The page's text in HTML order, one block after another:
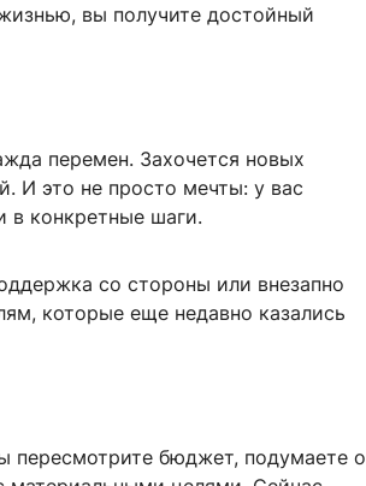
вы получите достойный
перемен. Захочется новых
И это не просто мечты: у вас
в конкретные шаги.
со стороны или внезапно
которые еще недавно казались
пересмотрите бюджет, подумаете о